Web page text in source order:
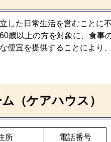
した日常生活を営むことに
歳以上の方を対象に、食事
便宜を提供することにより
（ケアハウス）
所 電話番号